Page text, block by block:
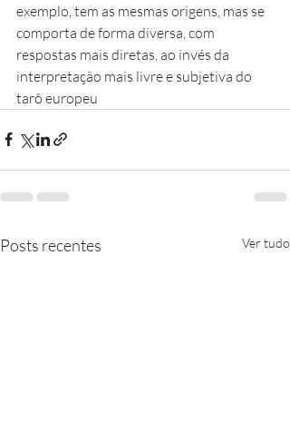
exemplo, tem as mesmas origens, mas se
comporta de forma diversa, com
respostas mais diretas, ao invés da
interpretação mais livre e subjetiva do
tarô europeu
Posts recentes Ver tudo